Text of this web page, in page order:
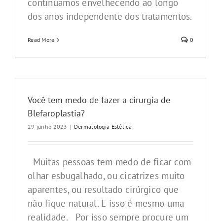
continuamos envelhecendo ao longo
dos anos independente dos tratamentos.
Read More 0
Você tem medo de fazer a cirurgia de
Blefaroplastia?
29 junho 2023 | Dermatologia Estética
Muitas pessoas tem medo de ficar com
olhar esbugalhado, ou cicatrizes muito
aparentes, ou resultado cirúrgico que
não fique natural. E isso é mesmo uma
realidade. Por isso sempre procure um